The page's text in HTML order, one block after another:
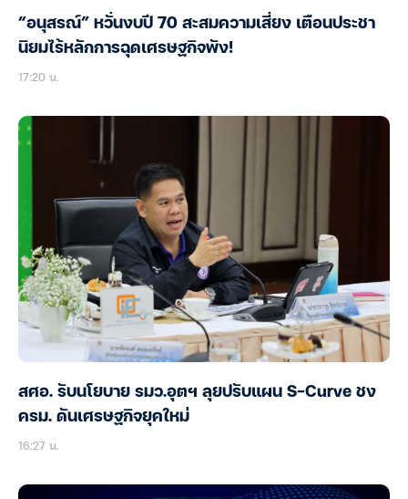
“อนุสรณ์” หวั่นงบปี 70 สะสมความเสี่ยง เตือนประชา
นิยมไร้หลักการฉุดเศรษฐกิจพัง!
17:20 น.
สศอ. รับนโยบาย รมว.อุตฯ ลุยปรับแผน S-Curve ชง
ครม. ดันเศรษฐกิจยุคใหม่
16:27 น.